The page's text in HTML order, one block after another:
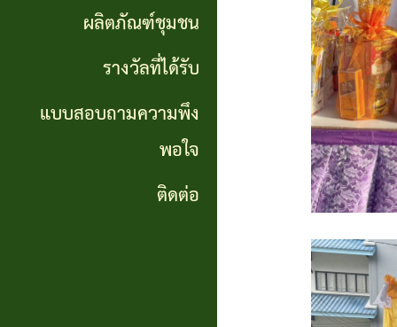
งาน
บริการ
ประชาชน
ผลิตภัณฑ์
ผลิตภัณฑ์ชุมชน
รางวัลที่ได้รับ
แบบสอบถามความพึง
พอใจ
ติดต่อ